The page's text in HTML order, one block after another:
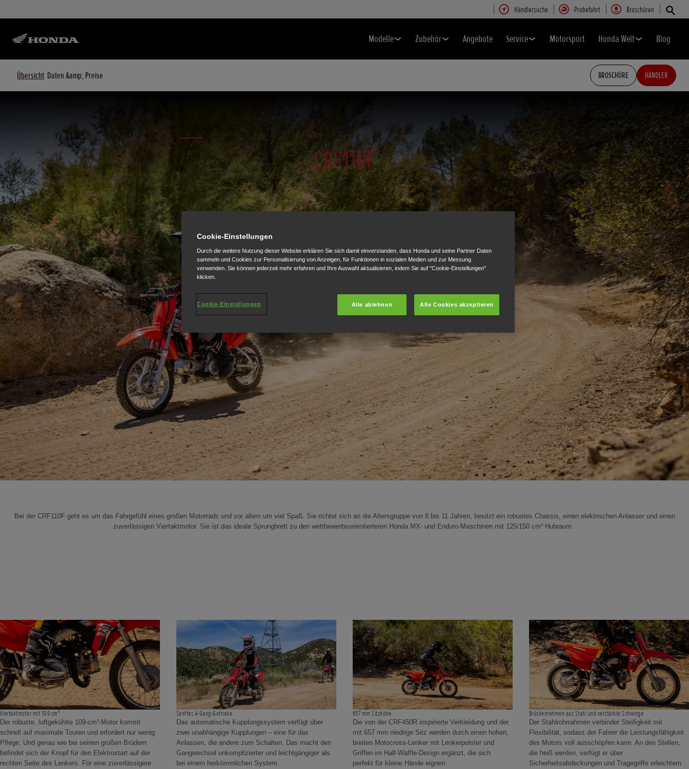
Händlersuche Probefahrt Broschüren
Modelle Zubehör Angebote Service Motorsport Honda Welt Blog
Übersicht Daten &amp; Preise BROSCHÜRE HÄNDLER
CRF110F
Die Fahrt des Lebens
Bei der CRF110F geht es um das Fahrgefühl eines großen Motorrads und vor allem um viel Spaß. Sie richtet sich an die Altersgruppe von 8 bis 11 Jahren, besitzt ein robustes Chassis, einen elektrischen Anlasser und einen
zuverlässigen Viertaktmotor. Sie ist das ideale Sprungbrett zu den wettbewerbsorientierteren Honda MX- und Enduro-Maschinen mit 125/150 cm³ Hubraum.
Viertaktmotor mit 109 cm³
Der robuste, luftgekühlte 109-cm³-Motor kommt
schnell auf maximale Touren und erfordert nur wenig
Pflege. Und genau wie bei seinen großen Brüdern
befindet sich der Knopf für den Elektrostart auf der
rechten Seite des Lenkers. Für eine zuverlässigere
Sanftes 4-Gang-Getriebe
Das automatische Kupplungssystem verfügt über
zwei unabhängige Kupplungen – eine für das
Anlassen, die andere zum Schalten. Das macht den
Gangwechsel unkomplizierter und leichtgängiger als
bei einem herkömmlichen System.
657 mm Sitzhöhe
Die von der CRF450R inspirierte Verkleidung und der
mit 657 mm niedrige Sitz werden durch einen hohen,
breiten Motocross-Lenker mit Lenkerpolster und
Griffen im Half-Waffle-Design ergänzt, die sich
perfekt für kleine Hände eignen.
Brückenrahmen aus Stahl und verstärkte Schwinge
Der Stahlrohrrahmen verbindet Steifigkeit mit
Flexibilität, sodass der Fahrer die Leistungsfähigkeit
des Motors voll ausschöpfen kann. An den Stellen,
die heiß werden, verfügt er über
Sicherheitsabdeckungen und Tragegriffe erleichtern
Cookie-Einstellungen
Durch die weitere Nutzung dieser Website erklären Sie sich damit einverstanden, dass Honda und seine Partner Daten
sammeln und Cookies zur Personalisierung von Anzeigen, für Funktionen in sozialen Medien und zur Messung
verwenden. Sie können jederzeit mehr erfahren und Ihre Auswahl aktualisieren, indem Sie auf "Cookie-Einstellungen"
klicken.
Alle ablehnen Alle Cookies akzeptieren
Cookie-Einstellungen